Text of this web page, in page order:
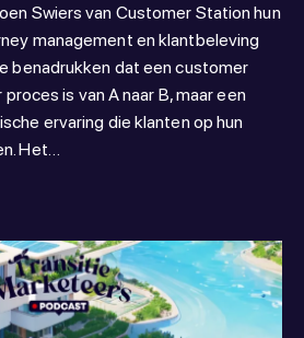
Swiers van Customer Station hun
management en klantbeleving
benadrukken dat een customer
is van A naar B, maar een
ervaring die klanten op hun
Het…